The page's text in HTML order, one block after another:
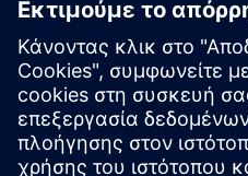
το προσωπικό του
τσάι master class σε
«Μετατρέπουμε την
τσαγιού σε επιστήμη. Έτσι
στις απαιτήσεις των
και να εξασφαλίσουμε μια